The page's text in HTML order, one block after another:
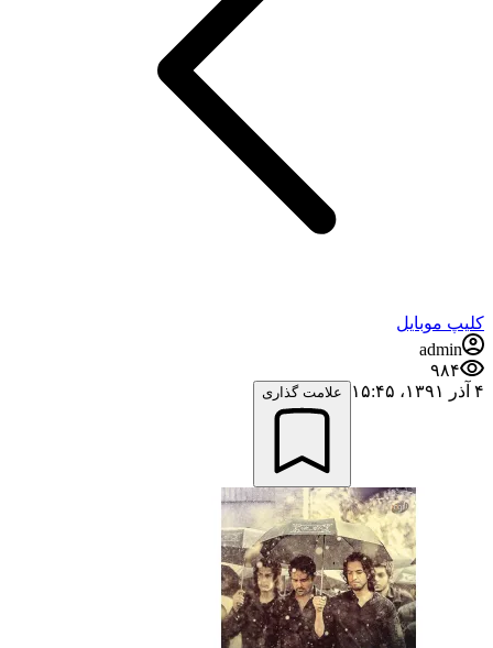
کلیپ موبایل
admin
۹۸۴
۴ آذر ۱۳۹۱،‏ ۱۵:۴۵
علامت گذاری